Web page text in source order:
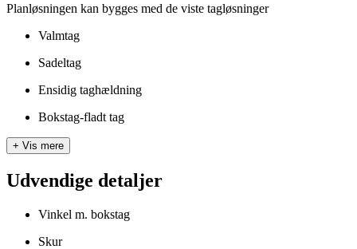
Planløsningen kan bygges med de viste tagløsninger
Valmtag
Sadeltag
Ensidig taghældning
Bokstag-fladt tag
+ Vis mere
Udvendige detaljer
Vinkel m. bokstag
Skur